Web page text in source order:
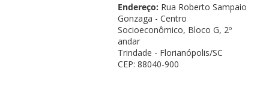
Endereço: Rua Roberto Sampaio
Gonzaga - Centro
Socioeconômico, Bloco G, 2º
andar
Trindade - Florianópolis/SC
CEP: 88040-900